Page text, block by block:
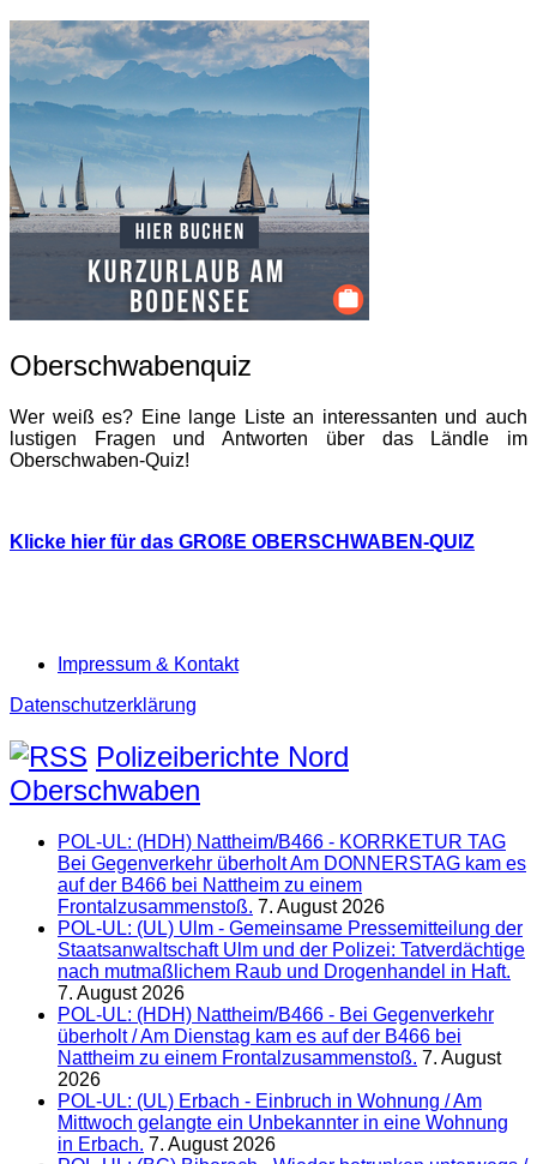
Oberschwabenquiz
Wer weiß es? Eine lange Liste an interessanten und auch
lustigen Fragen und Antworten über das Ländle im
Oberschwaben-Quiz!
Klicke hier für das GROßE OBERSCHWABEN-QUIZ
Impressum & Kontakt
Datenschutzerklärung
Polizeiberichte Nord
Oberschwaben
POL-UL: (HDH) Nattheim/B466 - KORRKETUR TAG
Bei Gegenverkehr überholt Am DONNERSTAG kam es
auf der B466 bei Nattheim zu einem
Frontalzusammenstoß. 7. August 2026
POL-UL: (UL) Ulm - Gemeinsame Pressemitteilung der
Staatsanwaltschaft Ulm und der Polizei: Tatverdächtige
nach mutmaßlichem Raub und Drogenhandel in Haft.
7. August 2026
POL-UL: (HDH) Nattheim/B466 - Bei Gegenverkehr
überholt / Am Dienstag kam es auf der B466 bei
Nattheim zu einem Frontalzusammenstoß. 7. August
2026
POL-UL: (UL) Erbach - Einbruch in Wohnung / Am
Mittwoch gelangte ein Unbekannter in eine Wohnung
in Erbach. 7. August 2026